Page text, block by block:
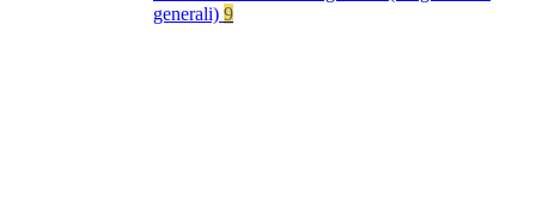
generali) 9